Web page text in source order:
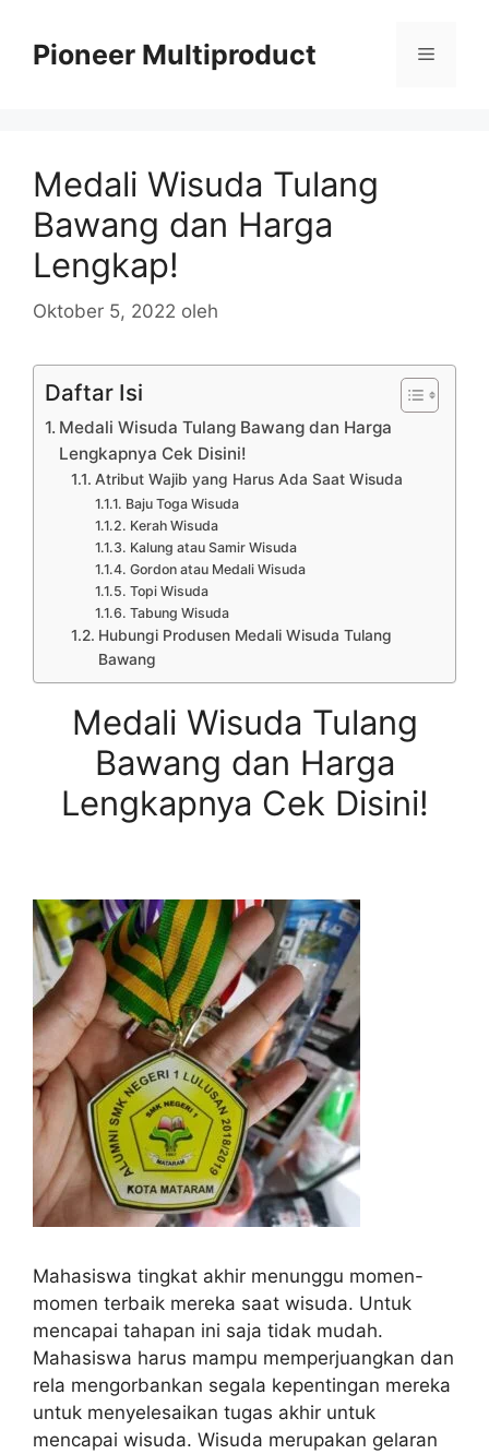
Pioneer Multiproduct Menu
Medali Wisuda Tulang
Bawang dan Harga
Lengkap!
Oktober 5, 2022 oleh
Daftar Isi
Medali Wisuda Tulang Bawang dan Harga
Lengkapnya Cek Disini!
Atribut Wajib yang Harus Ada Saat Wisuda
Baju Toga Wisuda
Kerah Wisuda
Kalung atau Samir Wisuda
Gordon atau Medali Wisuda
Topi Wisuda
Tabung Wisuda
Hubungi Produsen Medali Wisuda Tulang
Bawang
Medali Wisuda Tulang
Bawang dan Harga
Lengkapnya Cek Disini!
Mahasiswa tingkat akhir menunggu momen-
momen terbaik mereka saat wisuda. Untuk
mencapai tahapan ini saja tidak mudah.
Mahasiswa harus mampu memperjuangkan dan
rela mengorbankan segala kepentingan mereka
untuk menyelesaikan tugas akhir untuk
mencapai wisuda. Wisuda merupakan gelaran